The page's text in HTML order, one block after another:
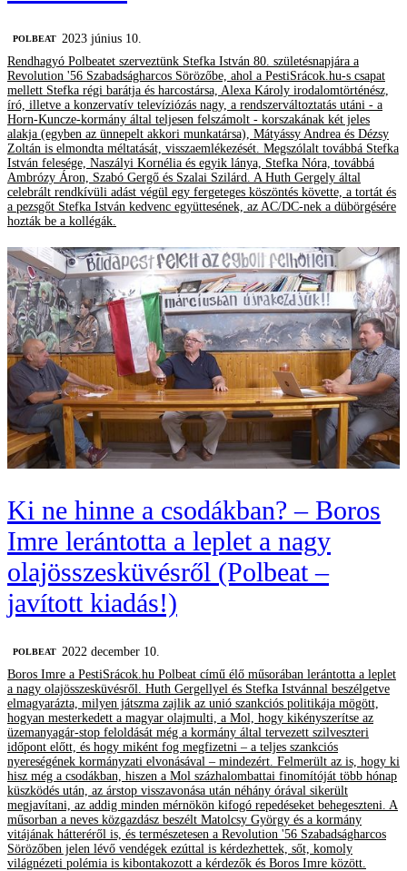
‎POLBEAT 2023 június 10.
Rendhagyó Polbeatet szerveztünk Stefka István 80. születésnapjára a
Revolution '56 Szabadságharcos Sörözőbe, ahol a PestiSrácok.hu-s csapat
mellett Stefka régi barátja és harcostársa, Alexa Károly irodalomtörténész,
író, illetve a konzervatív televíziózás nagy, a rendszerváltoztatás utáni - a
Horn-Kuncze-kormány által teljesen felszámolt - korszakának két jeles
alakja (egyben az ünnepelt akkori munkatársa), Mátyássy Andrea és Dézsy
Zoltán is elmondta méltatását, visszaemlékezését. Megszólalt továbbá Stefka
István felesége, Naszályi Kornélia és egyik lánya, Stefka Nóra, továbbá
Ambrózy Áron, Szabó Gergő és Szalai Szilárd. A Huth Gergely által
celebrált rendkívüli adást végül egy fergeteges köszöntés követte, a tortát és
a pezsgőt Stefka István kedvenc együttesének, az AC/DC-nek a dübörgésére
hozták be a kollégák.
Ki ne hinne a csodákban? – Boros
Imre lerántotta a leplet a nagy
olajösszesküvésről (Polbeat –
javított kiadás!)
‎POLBEAT
2022 december 10.
Boros Imre a PestiSrácok.hu Polbeat című élő műsorában lerántotta a leplet
a nagy olajösszesküvésről. Huth Gergellyel és Stefka Istvánnal beszélgetve
elmagyarázta, milyen játszma zajlik az unió szankciós politikája mögött,
hogyan mesterkedett a magyar olajmulti, a Mol, hogy kikényszerítse az
üzemanyagár-stop feloldását még a kormány által tervezett szilveszteri
időpont előtt, és hogy miként fog megfizetni – a teljes szankciós
nyereségének kormányzati elvonásával – mindezért. Felmerült az is, hogy ki
hisz még a csodákban, hiszen a Mol százhalombattai finomítóját több hónap
küszködés után, az árstop visszavonása után néhány órával sikerült
megjavítani, az addig minden mérnökön kifogó repedéseket behegeszteni. A
műsorban a neves közgazdász beszélt Matolcsy György és a kormány
vitájának hátteréről is, és természetesen a Revolution '56 Szabadságharcos
Sörözőben jelen lévő vendégek ezúttal is kérdezhettek, sőt, komoly
világnézeti polémia is kibontakozott a kérdezők és Boros Imre között.